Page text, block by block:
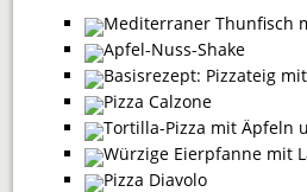
Mediterraner Thunfisch
Apfel-Nuss-Shake
Basisrezept: Pizzateig
Pizza Calzone
Tortilla-Pizza mit Äpfeln
Würzige Eierpfanne mit
Pizza Diavolo